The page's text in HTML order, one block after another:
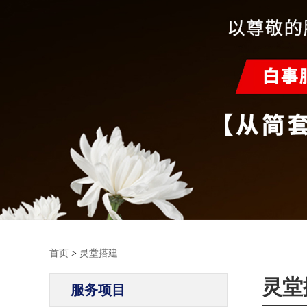
首页 > 灵堂搭建
服务项目 灵